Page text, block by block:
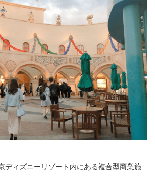
ディズニーリゾート内にある複合型商業施